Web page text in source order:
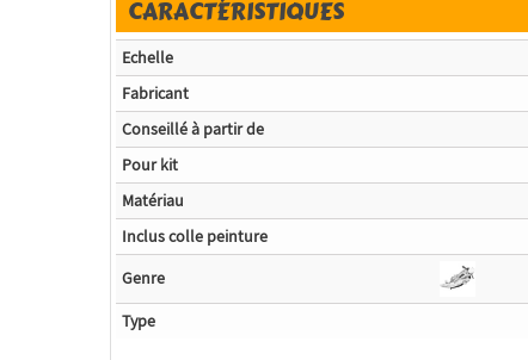
CARACTÉRISTIQUES
Echelle
Fabricant
Conseillé à partir de
Pour kit
Matériau
Inclus colle peinture
Genre
Type